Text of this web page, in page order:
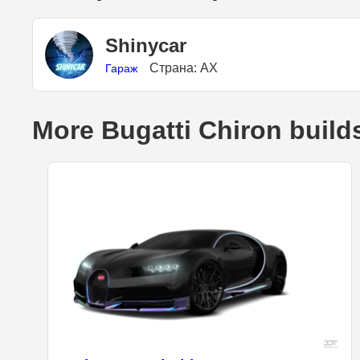
Shinycar
Гараж Страна: AX
More Bugatti Chiron